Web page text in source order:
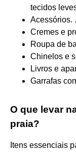
tecidos
Acessórios.
Cremes e
Roupa de
Chinelos e
Livros e
Garrafas
O que levar
praia?
Itens essenciais